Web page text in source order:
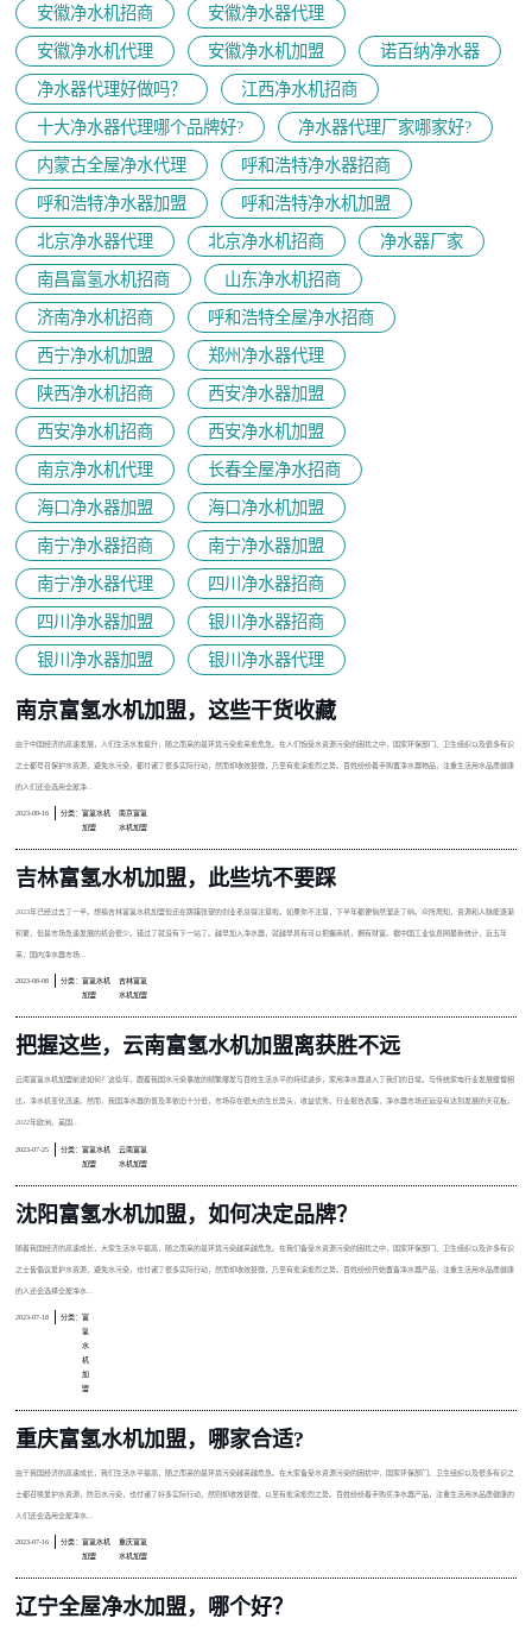
安徽净水机招商
安徽净水器代理
安徽净水机代理
安徽净水机加盟
诺百纳净水器
净水器代理好做吗？
江西净水机招商
十大净水器代理哪个品牌好?
净水器代理厂家哪家好?
内蒙古全屋净水代理
呼和浩特净水器招商
呼和浩特净水器加盟
呼和浩特净水机加盟
北京净水器代理
北京净水机招商
净水器厂家
南昌富氢水机招商
山东净水机招商
济南净水机招商
呼和浩特全屋净水招商
西宁净水机加盟
郑州净水器代理
陕西净水机招商
西安净水器加盟
西安净水机招商
西安净水机加盟
南京净水机代理
长春全屋净水招商
海口净水器加盟
海口净水机加盟
南宁净水器招商
南宁净水器加盟
南宁净水器代理
四川净水器招商
四川净水器加盟
银川净水器招商
银川净水器加盟
银川净水器代理
南京富氢水机加盟，这些干货收藏
由于中国经济的高速发展，人们生活水准提升，随之而来的是环境污染愈来愈危急。在人们饱受水资源污染的困扰之中，国家环保部门、卫生组织以及很多有识
之士都号召保护水资源，避免水污染，都付诸了很多实际行动，然而却收效甚微，乃至有愈演愈烈之势。百姓纷纷着手购置净水器物品，注重生活用水品质健康
的人们还会选用全屋净...
2023-09-16 分类： 富氢水机
加盟
南京富氢
水机加盟
吉林富氢水机加盟，此些坑不要踩
2023年已经过去了一半。想搞吉林富氢水机加盟但还在踌躇张望的创业老总得注意啦。如果你不注意，下半年都便悄然溜走了呐。众所周知，资源和人脉能逐渐
积累，但是市场急速发展的机会很少。错过了就没有下一站了。越早加入净水器，就越早具有可以把握商机，拥有财富。据中国工业信息网最新统计，近五年
来，国内净水器市场...
2023-08-08 分类： 富氢水机
加盟
吉林富氢
水机加盟
把握这些，云南富氢水机加盟离获胜不远
云南富氢水机加盟前途如何？这些年，跟着我国水污染事故的频繁爆发与百姓生活水平的持续进步，家用净水器进入了我们的日常。与传统家电行业发展缓慢相
比，净水机变化迅速。然而，我国净水器的普及率依旧十分低，市场存在很大的生长势头，收益优秀。行业报告表露，净水器市场还远没有达到发展的天花板。
2022年欧洲、美国...
2023-07-25 分类： 富氢水机
加盟
云南富氢
水机加盟
沈阳富氢水机加盟，如何决定品牌？
随着我国经济的高速成长，大家生活水平提高，随之而来的是环境污染越来越危急。在我们备受水资源污染的困扰之中，国家环保部门、卫生组织以及许多有识
之士皆倡议爱护水资源，避免水污染，也付诸了很多实际行动，然而却收效甚微，乃至有愈演愈烈之势。百姓纷纷开始置备净水器产品，注重生活用水品质健康
的人还会选择全屋净水...
2023-07-18 分类： 富
氢
水
机
加
盟
重庆富氢水机加盟，哪家合适?
由于我国经济的高速成长，我们生活水平提高，随之而来的是环境污染越来越危急。在大家备受水资源污染的困扰中，国家环保部门、卫生组织以及很多有识之
士都召唤爱护水资源，防范水污染，也付诸了好多实际行动，然则却收效甚微，以至有愈演愈烈之势。百姓纷纷着手购买净水器产品，注重生活用水品质健康的
人们还会选用全屋净水...
2023-07-16 分类： 富氢水机
加盟
重庆富氢
水机加盟
辽宁全屋净水加盟，哪个好？